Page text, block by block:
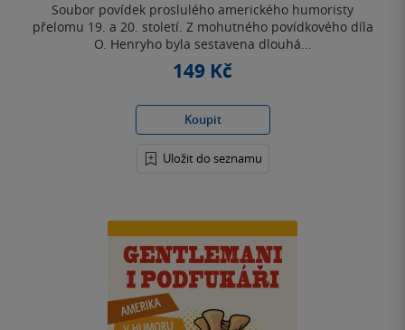
Soubor povídek proslulého amerického humoristy
přelomu 19. a 20. století. Z mohutného povídkového díla
O. Henryho byla sestavena dlouhá...
149 Kč
Koupit
Uložit do seznamu